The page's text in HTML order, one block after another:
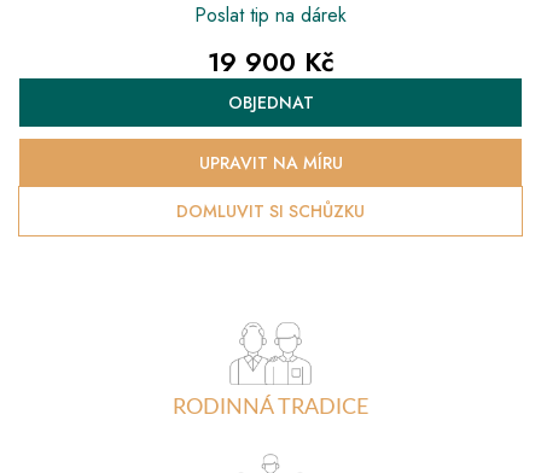
Poslat tip na dárek
19 900 Kč
Měrná
cena:
OBJEDNAT
DOMLUVIT SI SCHŮZKU
UPRAVIT NA MÍRU
RODINNÁ TRADICE